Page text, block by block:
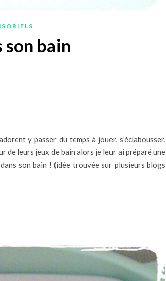
son bain
y passer du temps à jouer, s’éclabousser,
leurs jeux de bain alors je leur ai préparé une
son bain ! (idée trouvée sur plusieurs blogs